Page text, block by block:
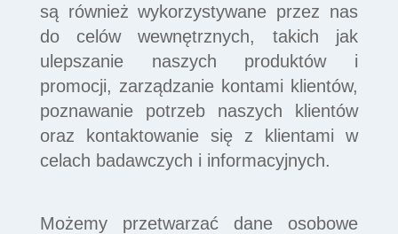
są również wykorzystywane przez nas
do celów wewnętrznych, takich jak
ulepszanie naszych produktów i
promocji, zarządzanie kontami klientów,
poznawanie potrzeb naszych klientów
oraz kontaktowanie się z klientami w
celach badawczych i informacyjnych.
Możemy przetwarzać dane osobowe